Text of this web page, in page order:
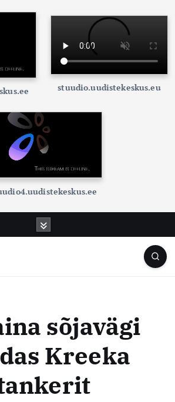
stuudio.uudistekeskus.eu
s
t
e
e
sõjavägi
Kreeka